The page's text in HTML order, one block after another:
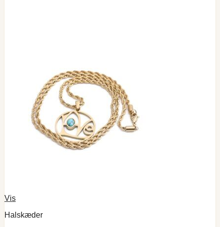
Vis
Halskæder